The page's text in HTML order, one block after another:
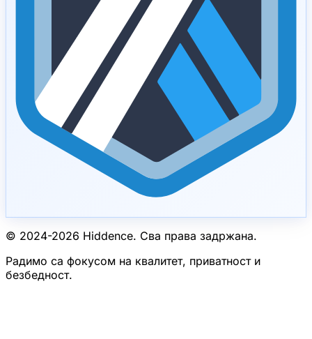
© 2024-2026 Hiddence. Сва права задржана.
Радимо са фокусом на квалитет, приватност и
безбедност.